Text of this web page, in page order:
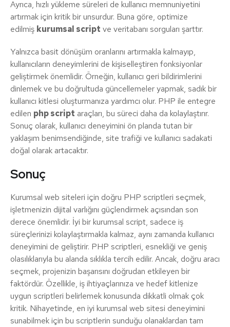
Ayrıca, hızlı yükleme süreleri de kullanıcı memnuniyetini
artırmak için kritik bir unsurdur. Buna göre, optimize
edilmiş kurumsal script ve veritabanı sorguları şarttır.
Yalnızca basit dönüşüm oranlarını artırmakla kalmayıp,
kullanıcıların deneyimlerini de kişiselleştiren fonksiyonlar
geliştirmek önemlidir. Örneğin, kullanıcı geri bildirimlerini
dinlemek ve bu doğrultuda güncellemeler yapmak, sadık bir
kullanıcı kitlesi oluşturmanıza yardımcı olur. PHP ile entegre
edilen php script araçları, bu süreci daha da kolaylaştırır.
Sonuç olarak, kullanıcı deneyimini ön planda tutan bir
yaklaşım benimsendiğinde, site trafiği ve kullanıcı sadakati
doğal olarak artacaktır.
Sonuç
Kurumsal web siteleri için doğru PHP scriptleri seçmek,
işletmenizin dijital varlığını güçlendirmek açısından son
derece önemlidir. İyi bir kurumsal script, sadece iş
süreçlerinizi kolaylaştırmakla kalmaz, aynı zamanda kullanıcı
deneyimini de geliştirir. PHP scriptleri, esnekliği ve geniş
olasılıklarıyla bu alanda sıklıkla tercih edilir. Ancak, doğru aracı
seçmek, projenizin başarısını doğrudan etkileyen bir
faktördür. Özellikle, iş ihtiyaçlarınıza ve hedef kitlenize
uygun scriptleri belirlemek konusunda dikkatli olmak çok
kritik. Nihayetinde, en iyi kurumsal web sitesi deneyimini
sunabilmek için bu scriptlerin sunduğu olanaklardan tam